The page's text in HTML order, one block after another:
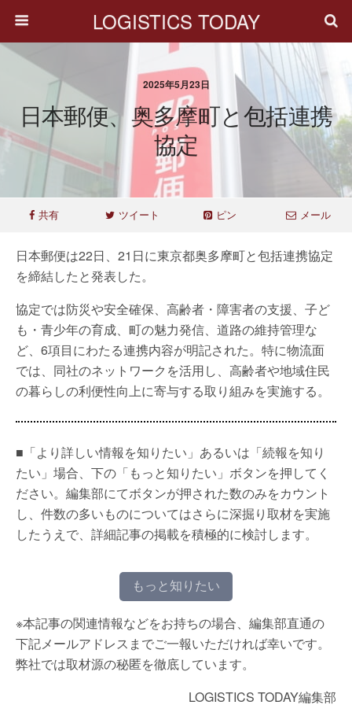
LOGISTICS TODAY
2025年5月23日
日本郵便、奥多摩町と包括連携
協定
共有 ツイート ピン メール
日本郵便は22日、21日に東京都奥多摩町と包括連携協定
を締結したと発表した。
協定では防災や安全確保、高齢者・障害者の支援、子ど
も・青少年の育成、町の魅力発信、道路の維持管理な
ど、6項目にわたる連携内容が明記された。特に物流面
では、同社のネットワークを活用し、高齢者や地域住民
の暮らしの利便性向上に寄与する取り組みを実施する。
■「より詳しい情報を知りたい」あるいは「続報を知り
たい」場合、下の「もっと知りたい」ボタンを押してく
ださい。編集部にてボタンが押された数のみをカウント
し、件数の多いものについてはさらに深掘り取材を実施
したうえで、詳細記事の掲載を積極的に検討します。
もっと知りたい
※本記事の関連情報などをお持ちの場合、編集部直通の
下記メールアドレスまでご一報いただければ幸いです。
弊社では取材源の秘匿を徹底しています。
LOGISTICS TODAY編集部